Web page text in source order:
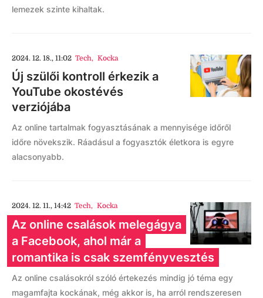
lemezek szinte kihaltak.
2024. 12. 18., 11:02 Tech, Kocka
Új szülői kontroll érkezik a
YouTube okostévés
verziójába
Az online tartalmak fogyasztásának a mennyisége időről
időre növekszik. Ráadásul a fogyasztók életkora is egyre
alacsonyabb.
2024. 12. 11., 14:42 Tech, Kocka
Az online csalások melegágya
a Facebook, ahol már a
romantika is csak szemfényvesztés
Az online csalásokról szóló értekezés mindig jó téma egy
magamfajta kockának, még akkor is, ha arról rendszeresen